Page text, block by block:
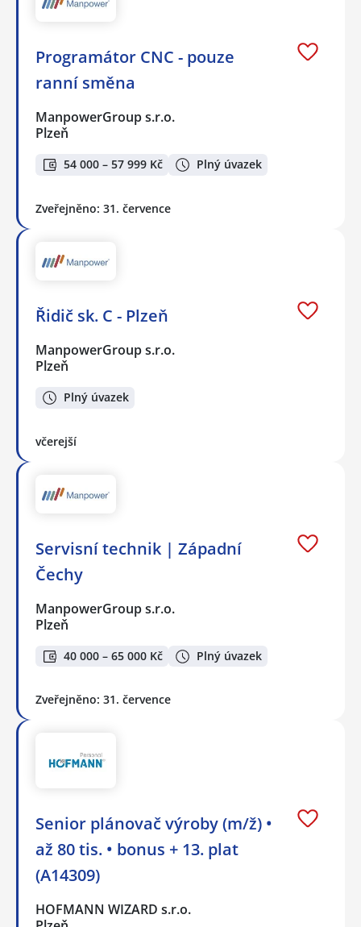
Programátor CNC - pouze
ranní směna
ManpowerGroup s.r.o.
Plzeň
54 000 – 57 999 Kč Plný úvazek
Zveřejněno: 31. července
Řidič sk. C - Plzeň
ManpowerGroup s.r.o.
Plzeň
Plný úvazek
včerejší
Servisní technik | Západní
Čechy
ManpowerGroup s.r.o.
Plzeň
40 000 – 65 000 Kč Plný úvazek
Zveřejněno: 31. července
Senior plánovač výroby (m/ž) •
až 80 tis. • bonus + 13. plat
(A14309)
HOFMANN WIZARD s.r.o.